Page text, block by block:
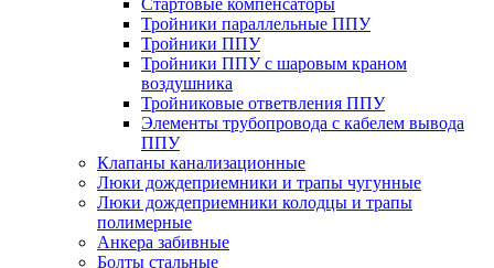
Стартовые компенсаторы
Тройники параллельные ППУ
Тройники ППУ
Тройники ППУ с шаровым краном
воздушника
Тройниковые ответвления ППУ
Элементы трубопровода с кабелем вывода
ППУ
Клапаны канализационные
Люки дождеприемники и трапы чугунные
Люки дождеприемники колодцы и трапы
полимерные
Анкера забивные
Болты стальные